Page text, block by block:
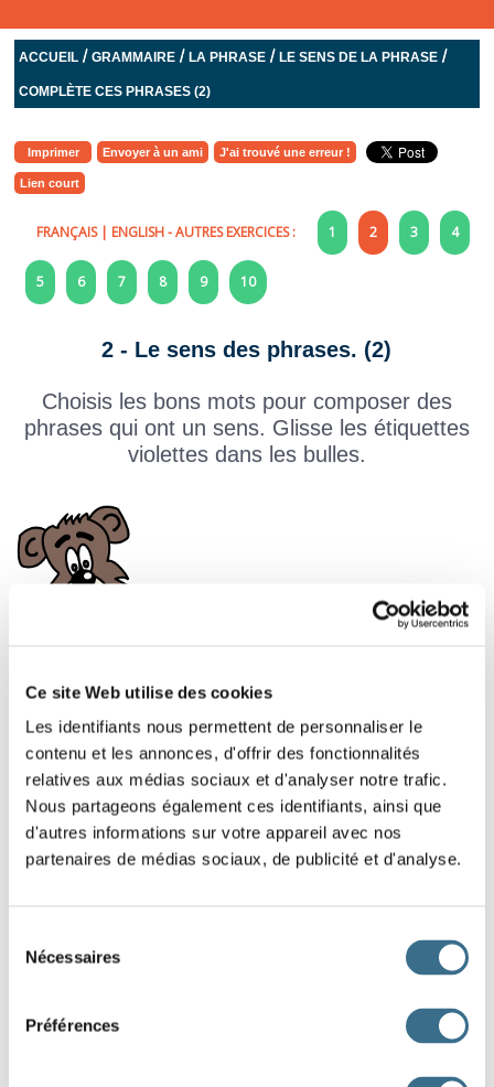
Ce site Web utilise des cookies
Les identifiants nous permettent de personnaliser le
contenu et les annonces, d'offrir des fonctionnalités
relatives aux médias sociaux et d'analyser notre trafic.
Nous partageons également ces identifiants, ainsi que
d'autres informations sur votre appareil avec nos
partenaires de médias sociaux, de publicité et d'analyse.
Nécessaires
Préférences
ACCUEIL /GRAMMAIRE /LA PHRASE /LE SENS DE LA PHRASE /
COMPLÈTE CES PHRASES (2)
Imprimer Envoyer à un ami J'ai trouvé une erreur !
Lien court
FRANÇAIS| ENGLISH- AUTRES EXERCICES : 1 2 3 4
5 6 7 8 9 10
2 - Le sens des phrases. (2)
Choisis les bons mots pour composer des
phrases qui ont un sens. Glisse les étiquettes
violettes dans les bulles.
Paris et Marseille sont
L'instituteur ordonne
Nous fêtons
La voiture se déplace
Les enfants descendent